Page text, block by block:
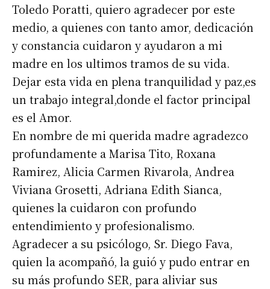
Toledo Poratti, quiero agradecer por este
medio, a quienes con tanto amor, dedicación
y constancia cuidaron y ayudaron a mi
madre en los ultimos tramos de su vida.
Dejar esta vida en plena tranquilidad y paz,es
un trabajo integral,donde el factor principal
es el Amor.
En nombre de mi querida madre agradezco
profundamente a Marisa Tito, Roxana
Ramirez, Alicia Carmen Rivarola, Andrea
Viviana Grosetti, Adriana Edith Sianca,
quienes la cuidaron con profundo
entendimiento y profesionalismo.
Agradecer a su psicólogo, Sr. Diego Fava,
quien la acompañó, la guió y pudo entrar en
su más profundo SER, para aliviar sus